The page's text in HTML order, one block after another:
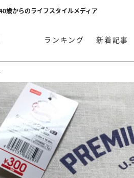
歳からのライフスタイルメディア
ランキング 新着記事